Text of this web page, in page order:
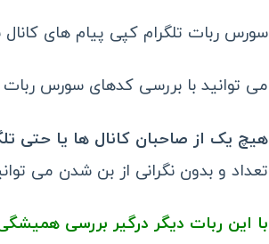
سورس ربات تلگرام کپی پیام های
می توانید با بررسی کدهای سورس ربات
هیچ یک از صاحبان کانال ها یا حتی
تعداد و بدون نگرانی از بن شدن می
با این ربات دیگر درگیر بررسی